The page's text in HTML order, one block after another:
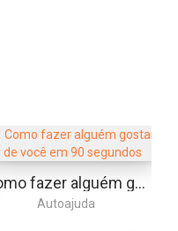
Como fazer alguém gostar de você em 90 segundos
Autoajuda